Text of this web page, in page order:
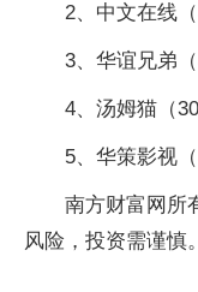
2、中文在线（
3、华谊兄弟（
4、汤姆猫（
5、华策影视（
南方财富网所
风险，投资需谨慎